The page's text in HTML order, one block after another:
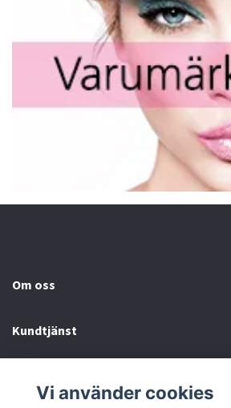
Om oss
Kundtjänst
Vi använder cookies